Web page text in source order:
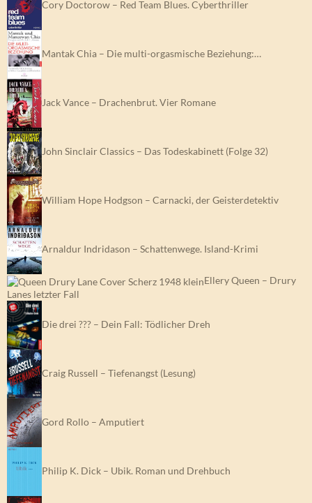
Cory Doctorow – Red Team Blues. Cyberthriller
Mantak Chia – Die multi-orgasmische Beziehung:…
Jack Vance – Drachenbrut. Vier Romane
John Sinclair Classics – Das Todeskabinett (Folge 32)
William Hope Hodgson – Carnacki, der Geisterdetektiv
Arnaldur Indridason – Schattenwege. Island-Krimi
Ellery Queen – Drury
Lanes letzter Fall
Die drei ??? – Dein Fall: Tödlicher Dreh
Craig Russell – Tiefenangst (Lesung)
Gord Rollo – Amputiert
Philip K. Dick – Ubik. Roman und Drehbuch